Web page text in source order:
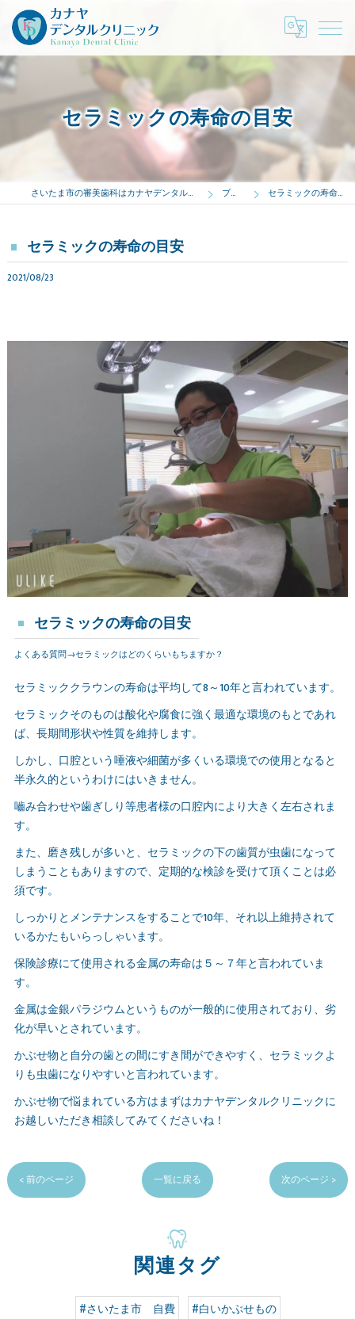
セラミックの寿命の目安
さいたま市の審美歯科はカナヤデンタルクリニック ブログ セラミックの寿命の目安
セラミックの寿命の目安
2021/08/23
セラミックの寿命の目安
よくある質問→セラミックはどのくらいもちますか？
セラミッククラウンの寿命は平均して8～10年と言われています。
セラミックそのものは酸化や腐食に強く最適な環境のもとであれ
ば、長期間形状や性質を維持します。
しかし、口腔という唾液や細菌が多くいる環境での使用となると
半永久的というわけにはいきません。
嚙み合わせや歯ぎしり等患者様の口腔内により大きく左右されま
す。
また、磨き残しが多いと、セラミックの下の歯質が虫歯になって
しまうこともありますので、定期的な検診を受けて頂くことは必
須です。
しっかりとメンテナンスをすることで10年、それ以上維持されて
いるかたもいらっしゃいます。
保険診療にて使用される金属の寿命は５～７年と言われていま
す。
金属は金銀パラジウムというものが一般的に使用されており、劣
化が早いとされています。
かぶせ物と自分の歯との間にすき間ができやすく、セラミックよ
りも虫歯になりやすいと言われています。
かぶせ物で悩まれている方はまずはカナヤデンタルクリニックに
お越しいただき相談してみてくださいね！
< 前のページ 一覧に戻る 次のページ >
関連タグ
#さいたま市 自費 #白いかぶせもの